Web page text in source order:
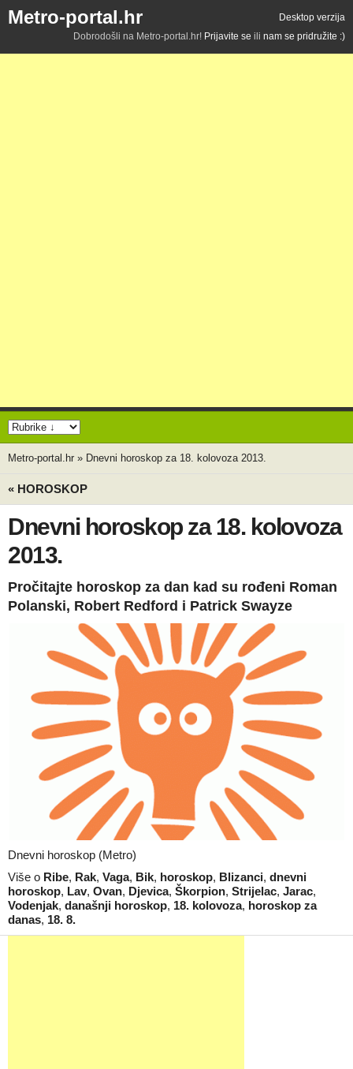
Metro-portal.hr
Desktop verzija
Dobrodošli na Metro-portal.hr! Prijavite se ili nam se pridružite :)
Metro-portal.hr » Dnevni horoskop za 18. kolovoza 2013.
« HOROSKOP
Dnevni horoskop za 18. kolovoza
2013.
Pročitajte horoskop za dan kad su rođeni Roman
Polanski, Robert Redford i Patrick Swayze
Dnevni horoskop (Metro)
Više o Ribe, Rak, Vaga, Bik, horoskop, Blizanci, dnevni
horoskop, Lav, Ovan, Djevica, Škorpion, Strijelac, Jarac,
Vodenjak, današnji horoskop, 18. kolovoza, horoskop za
danas, 18. 8.